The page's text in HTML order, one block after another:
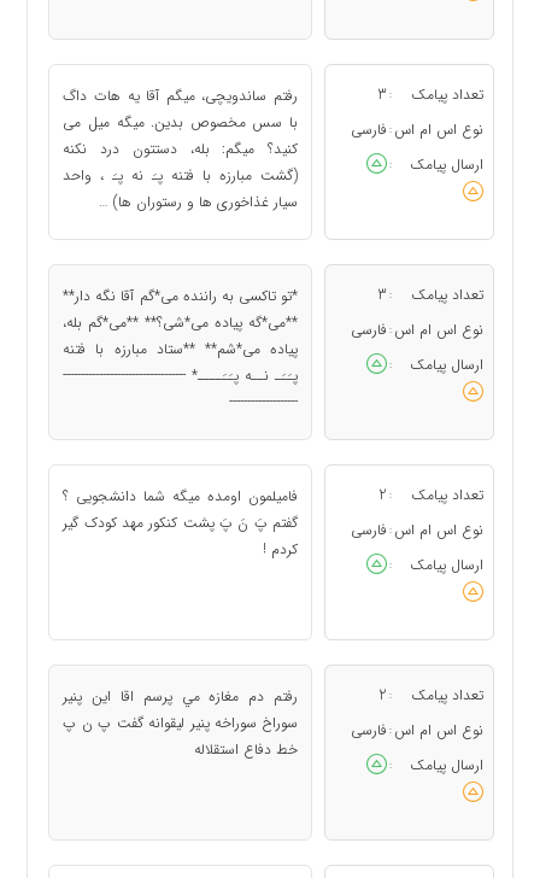
تعداد پیامک :
3
نوع اس ام اس : فارسی
ارسال پیامک
:
رفتم ساندویچی، میگم آقا یه هات داگ
با سس مخصوص بدین. میگه میل می
کنید؟ میگم: بله، دستتون درد نکنه
(گشت مبارزه با فتنه پـَ نه پـَ ، واحد
سیار غذاخوری ها و رستوران ها) …
تعداد پیامک :
3
نوع اس ام اس : فارسی
ارسال پیامک
:
*تو تاکسی به راننده می*گم آقا نگه دار**
**می*گه پیاده می*شی؟** **می*گم بله،
پیاده می*شم** **ستاد مبارزه با فتنه
پـَـَـ نــه پـَـَــــ* ----------------------------------
-------------------
تعداد پیامک :
2
نوع اس ام اس : فارسی
ارسال پیامک
:
فامیلمون اومده میگه شما دانشجویی ؟
گفتم پَ نَ پَ پشت کنکور مهد کودک گیر
کردم !
تعداد پیامک :
2
نوع اس ام اس : فارسی
ارسال پیامک
:
رفتم دم مغازه مي پرسم اقا اين پنير
سوراخ سوراخه پنير ليقوانه گفت پ ن پ
خط دفاع استقلاله